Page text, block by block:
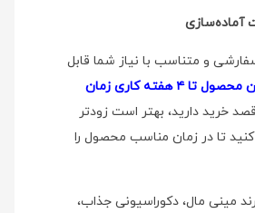
آماده‌سازی
و متناسب با نیاز شما قابل
تولید این محصول تا ۴ هفته کاری زمان
قصد خرید دارید، بهتر است زودتر
تا در زمان مناسب محصول را
مینی‌ مال، دکوراسیونی جذاب،